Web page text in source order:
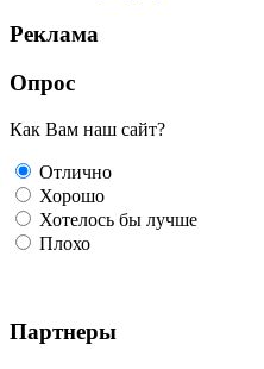
Реклама
Опрос
Как Вам наш сайт?
Отлично
Хорошо
Хотелось бы лучше
Плохо
Партнеры